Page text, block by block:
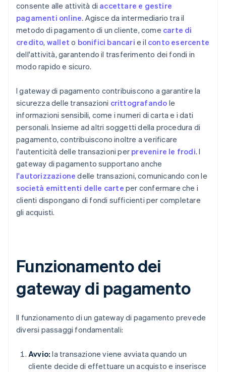
consente alle attività di accettare e gestire
pagamenti online. Agisce da intermediario tra il
metodo di pagamento di un cliente, come carte di
credito, wallet o bonifici bancari e il conto esercente
dell'attività, garantendo il trasferimento dei fondi in
modo rapido e sicuro.
I gateway di pagamento contribuiscono a garantire la
sicurezza delle transazioni crittografando le
informazioni sensibili, come i numeri di carta e i dati
personali. Insieme ad altri soggetti della procedura di
pagamento, contribuiscono inoltre a verificare
l'autenticità delle transazioni per prevenire le frodi. I
gateway di pagamento supportano anche
l'autorizzazione delle transazioni, comunicando con le
società emittenti delle carte per confermare che i
clienti dispongano di fondi sufficienti per completare
gli acquisti.
Funzionamento dei
gateway di pagamento
Il funzionamento di un gateway di pagamento prevede
diversi passaggi fondamentali:
Avvio: la transazione viene avviata quando un
cliente decide di effettuare un acquisto e inserisce